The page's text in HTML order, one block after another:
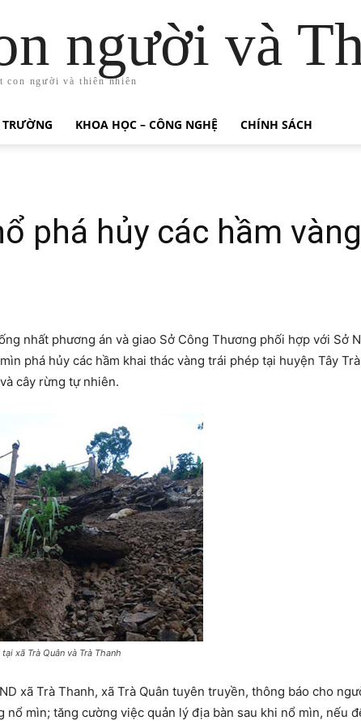
người và
con người và thiên nhiên
KHOA HỌC – CÔNG NGHỆ CHÍNH SÁCH
phá hủy các hầm
nhất phương án và giao Sở Công Thương phối hợp với Sở
phá hủy các hầm khai thác vàng trái phép tại huyện Tây
cây rừng tự nhiên.
xã Trà Quân và Trà Thanh
xã Trà Thanh, xã Trà Quân tuyên truyền, thông báo cho
mìn; tăng cường việc quản lý địa bàn sau khi nổ mìn, nếu